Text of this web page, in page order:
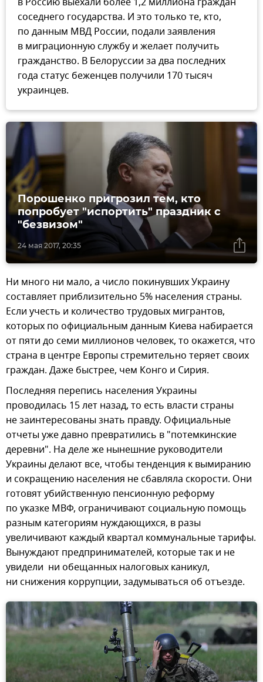
соседнего государства. И это только те, кто,
по данным МВД России, подали заявления
в миграционную службу и желает получить
гражданство. В Белоруссии за два последних
года статус беженцев получили 170 тысяч
украинцев.
24 мая 2017, 20:35
Порошенко пригрозил тем, кто
попробует "испортить" праздник с
"безвизом"
Ни много ни мало, а число покинувших Украину
составляет приблизительно 5% населения страны.
Если учесть и количество трудовых мигрантов,
которых по официальным данным Киева набирается
от пяти до семи миллионов человек, то окажется, что
страна в центре Европы стремительно теряет своих
граждан. Даже быстрее, чем Конго и Сирия.
Последняя перепись населения Украины
проводилась 15 лет назад, то есть власти страны
не заинтересованы знать правду. Официальные
отчеты уже давно превратились в "потемкинские
деревни". На деле же нынешние руководители
Украины делают все, чтобы тенденция к вымиранию
и сокращению населения не сбавляла скорости. Они
готовят убийственную пенсионную реформу
по указке МВФ, ограничивают социальную помощь
разным категориям нуждающихся, в разы
увеличивают каждый квартал коммунальные тарифы.
Вынуждают предпринимателей, которые так и не
увидели ни обещанных налоговых каникул,
ни снижения коррупции, задумываться об отъезде.